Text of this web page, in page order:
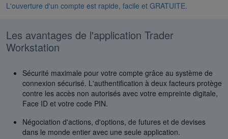
L'ouverture d'un compte est rapide, facile et GRATUITE.
Les avantages de l'application Trader
Workstation
Sécurité maximale pour votre compte grâce au système de
connexion sécurisé. L'authentification à deux facteurs protège
contre les accès non autorisés avec votre empreinte digitale,
Face ID et votre code PIN.
Négociation d'actions, d'options, de futures et de devises
dans le monde entier avec une seule application.